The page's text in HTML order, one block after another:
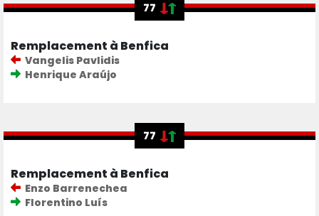
77
Remplacement à Benfica
Vangelis Pavlidis
Henrique Araújo
77
Remplacement à Benfica
Enzo Barrenechea
Florentino Luís